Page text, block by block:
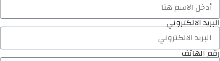
البريد الالكتروني
رقم الهاتف